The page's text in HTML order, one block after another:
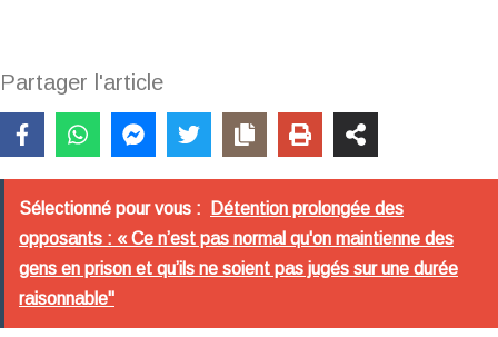
Partager l'article
Sélectionné pour vous :
Détention prolongée des
opposants : « Ce n’est pas normal qu'on maintienne des
gens en prison et qu’ils ne soient pas jugés sur une durée
raisonnable"